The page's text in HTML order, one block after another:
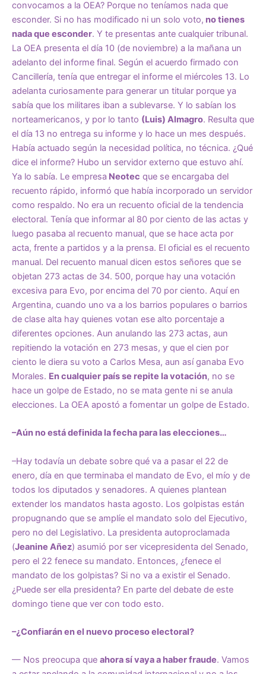
convocamos a la OEA? Porque no teníamos nada que
esconder. Si no has modificado ni un solo voto, no tienes
nada que esconder. Y te presentas ante cualquier tribunal.
La OEA presenta el día 10 (de noviembre) a la mañana un
adelanto del informe final. Según el acuerdo firmado con
Cancillería, tenía que entregar el informe el miércoles 13. Lo
adelanta curiosamente para generar un titular porque ya
sabía que los militares iban a sublevarse. Y lo sabían los
norteamericanos, y por lo tanto (Luis) Almagro. Resulta que
el día 13 no entrega su informe y lo hace un mes después.
Había actuado según la necesidad política, no técnica. ¿Qué
dice el informe? Hubo un servidor externo que estuvo ahí.
Ya lo sabía. Le empresa Neotec que se encargaba del
recuento rápido, informó que había incorporado un servidor
como respaldo. No era un recuento oficial de la tendencia
electoral. Tenía que informar al 80 por ciento de las actas y
luego pasaba al recuento manual, que se hace acta por
acta, frente a partidos y a la prensa. El oficial es el recuento
manual. Del recuento manual dicen estos señores que se
objetan 273 actas de 34. 500, porque hay una votación
excesiva para Evo, por encima del 70 por ciento. Aquí en
Argentina, cuando uno va a los barrios populares o barrios
de clase alta hay quienes votan ese alto porcentaje a
diferentes opciones. Aun anulando las 273 actas, aun
repitiendo la votación en 273 mesas, y que el cien por
ciento le diera su voto a Carlos Mesa, aun así ganaba Evo
Morales. En cualquier país se repite la votación, no se
hace un golpe de Estado, no se mata gente ni se anula
elecciones. La OEA apostó a fomentar un golpe de Estado.
–Aún no está definida la fecha para las elecciones…
–Hay todavía un debate sobre qué va a pasar el 22 de
enero, día en que terminaba el mandato de Evo, el mío y de
todos los diputados y senadores. A quienes plantean
extender los mandatos hasta agosto. Los golpistas están
propugnando que se amplíe el mandato solo del Ejecutivo,
pero no del Legislativo. La presidenta autoproclamada
(Jeanine Añez) asumió por ser vicepresidenta del Senado,
pero el 22 fenece su mandato. Entonces, ¿fenece el
mandato de los golpistas? Si no va a existir el Senado.
¿Puede ser ella presidenta? En parte del debate de este
domingo tiene que ver con todo esto.
–¿Confiarán en el nuevo proceso electoral?
— Nos preocupa que ahora sí vaya a haber fraude. Vamos